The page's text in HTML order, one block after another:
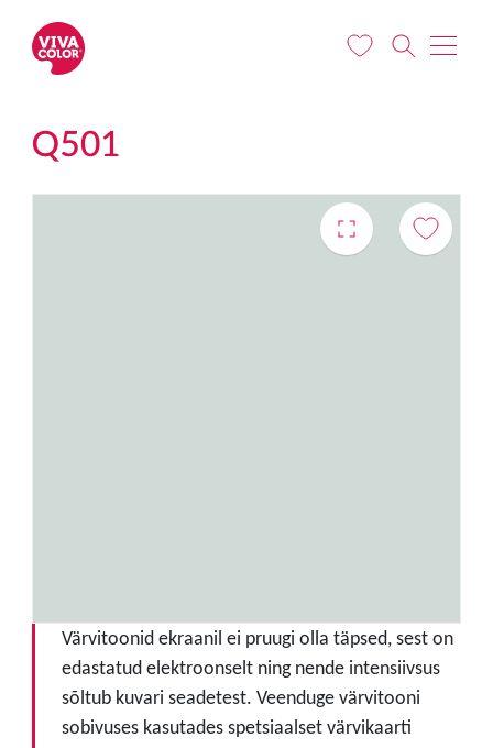
Q501
Värvitoonid ekraanil ei pruugi olla täpsed, sest on
edastatud elektroonselt ning nende intensiivsus
sõltub kuvari seadetest. Veenduge värvitooni
sobivuses kasutades spetsiaalset värvikaarti